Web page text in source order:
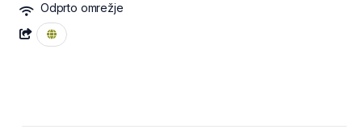
Odprto omrežje